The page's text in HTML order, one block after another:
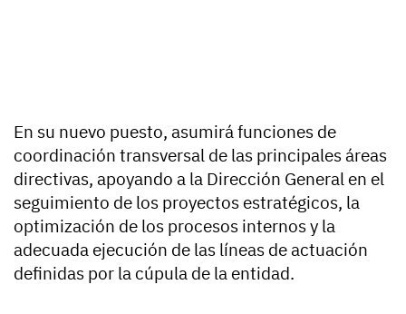
En su nuevo puesto, asumirá funciones de
coordinación transversal de las principales áreas
directivas, apoyando a la Dirección General en el
seguimiento de los proyectos estratégicos, la
optimización de los procesos internos y la
adecuada ejecución de las líneas de actuación
definidas por la cúpula de la entidad.